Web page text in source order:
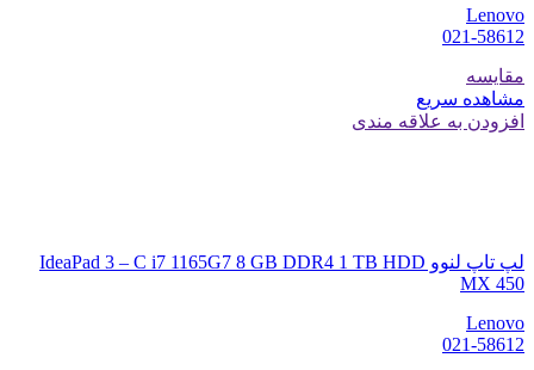
Lenovo
021-58612
مقایسه
مشاهده سریع
افزودن به علاقه مندی
لپ تاپ لنوو IdeaPad 3 – C i7 1165G7 8 GB DDR4 1 TB HDD
MX 450
Lenovo
021-58612